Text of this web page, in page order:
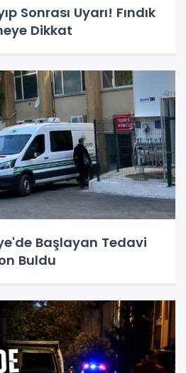
Sonrası Uyarı! Fındık
Dikkat
Başlayan Tedavi
Buldu